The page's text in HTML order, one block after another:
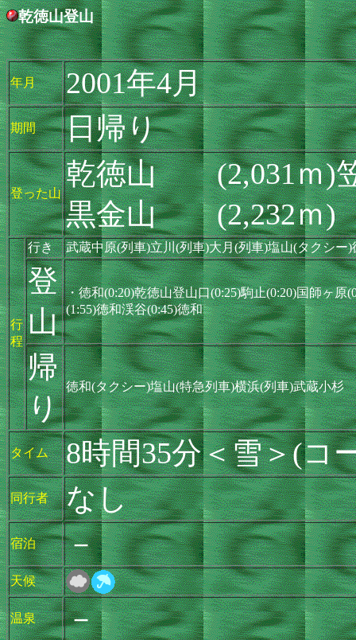
乾徳山登山
年月 2001年4月
期間 日帰り
登った山
乾徳山 (2,031ｍ)
黒金山 (2,232ｍ)
行
程
行き 武蔵中原(列車)立川(列車)大月(列車)塩山(タクシー)
登
山
・徳和(0:20)乾徳山登山口(0:25)駒止(0:20)国師ヶ原
(1:55)徳和渓谷(0:45)徳和
帰
り
徳和(タクシー)塩山(特急列車)横浜(列車)武蔵小杉
タイム 8時間35分＜雪＞(コ
同行者 なし
宿泊 －
天候
温泉 －